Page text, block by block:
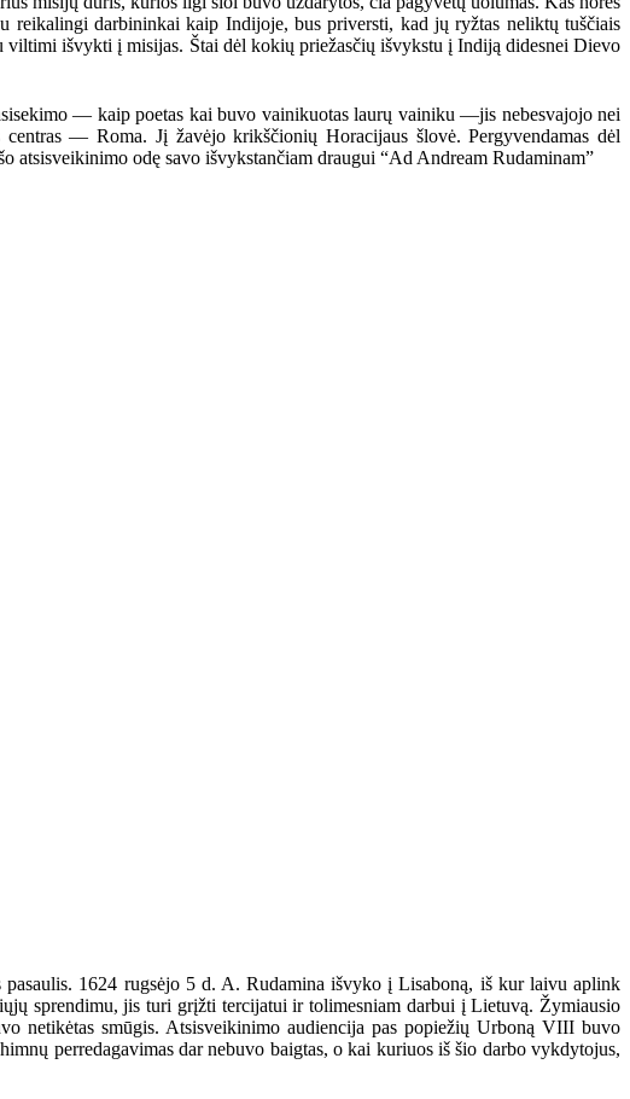
reikalingi darbininkai kaip Indijoje, bus priversti, kad jų ryžtas neliktų tuščiais
viltimi išvykti į misijas. Štai dėl kokių priežasčių išvykstu į Indiją didesnei Dievo
— kaip poetas kai buvo vainikuotas laurų vainiku —jis nebesvajojo nei
— Roma. Jį žavėjo krikščionių Horacijaus šlovė. Pergyvendamas dėl
atsisveikinimo odę savo išvykstančiam draugui “Ad Andream Rudaminam”
1624 rugsėjo 5 d. A. Rudamina išvyko į Lisaboną, iš kur laivu aplink
sprendimu, jis turi grįžti tercijatui ir tolimesniam darbui į Lietuvą. Žymiausio
netikėtas smūgis. Atsisveikinimo audiencija pas popiežių Urboną VIII buvo
perredagavimas dar nebuvo baigtas, o kai kuriuos iš šio darbo vykdytojus,